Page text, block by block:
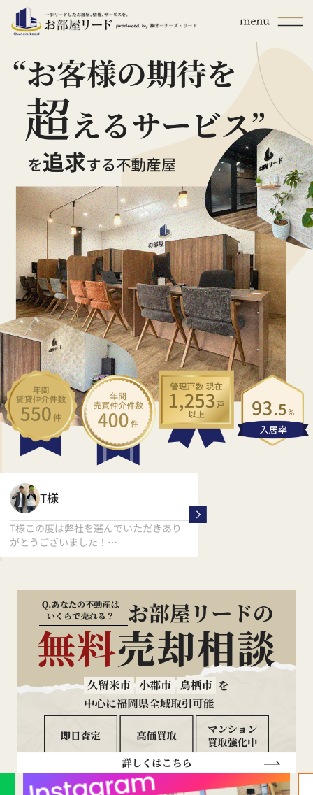
T様
T様この度は弊社を選んでいただきあり
がとうございました！
T様の新生活応援しております！！
また相談事や引っ越し
お気軽にご連絡くだ